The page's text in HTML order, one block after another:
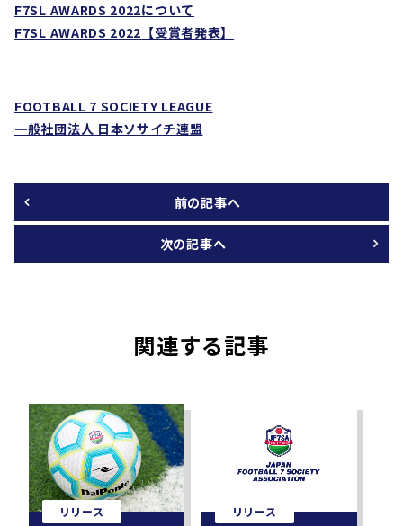
F7SL AWARDS 2022について
F7SL AWARDS 2022 【受賞者発表】
FOOTBALL 7 SOCIETY LEAGUE
一般社団法人 日本ソサイチ連盟
前の記事へ
次の記事へ
関連する記事
リリース
リリース